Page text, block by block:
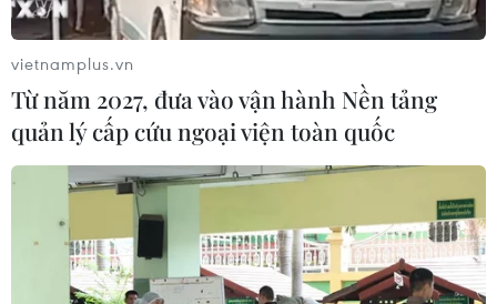
vietnamplus.vn
Từ năm 2027, đưa vào vận hành Nền tảng
quản lý cấp cứu ngoại viện toàn quốc